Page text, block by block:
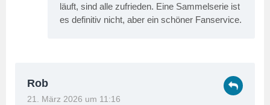
läuft, sind alle zufrieden. Eine Sammelserie ist
es definitiv nicht, aber ein schöner Fanservice.
Rob
21. März 2026 um 11:16